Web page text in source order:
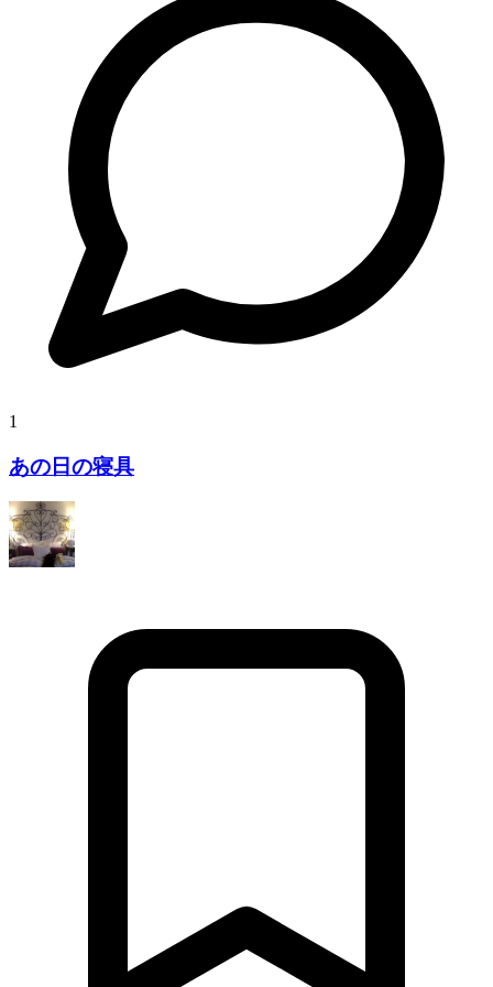
1
あの日の寝具